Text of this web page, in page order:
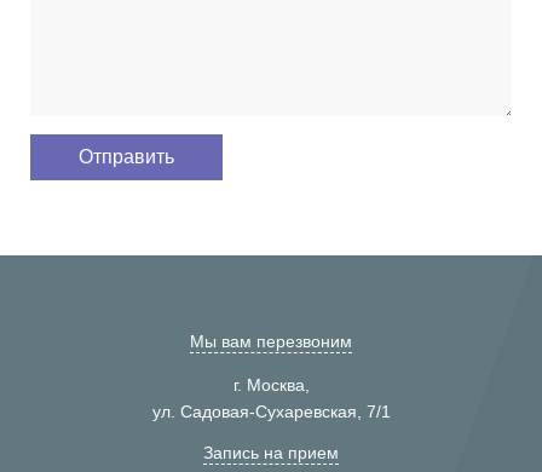
Мы вам перезвоним
г. Москва,
ул. Садовая-Сухаревская, 7/1
Запись на прием